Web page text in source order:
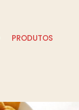
PRODUTOS